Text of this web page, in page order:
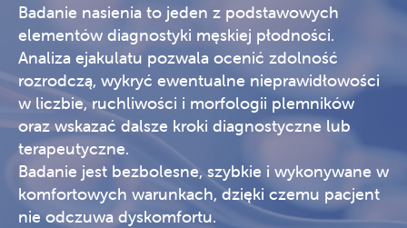
Badanie nasienia to jeden z podstawowych
elementów diagnostyki męskiej płodności.
Analiza ejakulatu pozwala ocenić zdolność
rozrodczą, wykryć ewentualne nieprawidłowości
w liczbie, ruchliwości i morfologii plemników
oraz wskazać dalsze kroki diagnostyczne lub
terapeutyczne.
Badanie jest bezbolesne, szybkie i wykonywane w
komfortowych warunkach, dzięki czemu pacjent
nie odczuwa dyskomfortu.